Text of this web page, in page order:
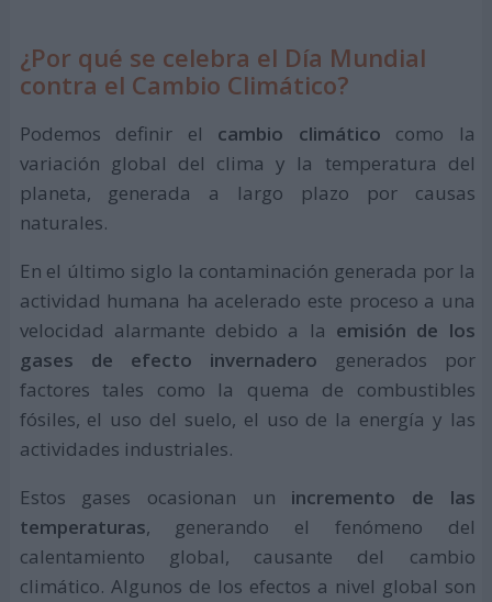
¿Por qué se celebra el Día Mundial
contra el Cambio Climático?
Podemos definir el cambio climático como la
variación global del clima y la temperatura del
planeta, generada a largo plazo por causas
naturales.
En el último siglo la contaminación generada por la
actividad humana ha acelerado este proceso a una
velocidad alarmante debido a la emisión de los
gases de efecto invernadero generados por
factores tales como la quema de combustibles
fósiles, el uso del suelo, el uso de la energía y las
actividades industriales.
Estos gases ocasionan un incremento de las
temperaturas, generando el fenómeno del
calentamiento global, causante del cambio
climático. Algunos de los efectos a nivel global son